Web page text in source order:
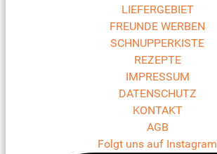
LIEFERGEBIET
FREUNDE WERBEN
SCHNUPPERKISTE
REZEPTE
IMPRESSUM
DATENSCHUTZ
KONTAKT
AGB
Folgt uns auf Instagram